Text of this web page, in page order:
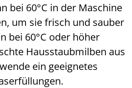
bei 60°C in der Maschine
um sie frisch und sauber
bei 60°C oder höher
Hausstaubmilben aus
ein geeignetes